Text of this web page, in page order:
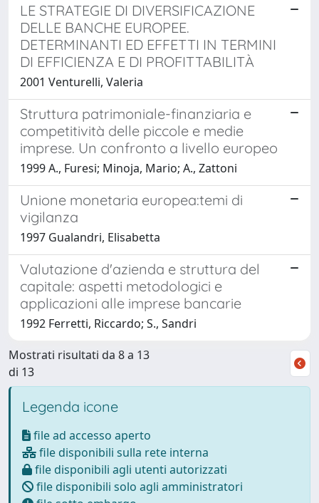
LE STRATEGIE DI DIVERSIFICAZIONE
DELLE BANCHE EUROPEE.
DETERMINANTI ED EFFETTI IN TERMINI
DI EFFICIENZA E DI PROFITTABILITÀ
2001 Venturelli, Valeria
Struttura patrimoniale-finanziaria e
competitività delle piccole e medie
imprese. Un confronto a livello europeo
1999 A., Furesi; Minoja, Mario; A., Zattoni
Unione monetaria europea:temi di
vigilanza
1997 Gualandri, Elisabetta
Valutazione d'azienda e struttura del
capitale: aspetti metodologici e
applicazioni alle imprese bancarie
1992 Ferretti, Riccardo; S., Sandri
Mostrati risultati da 8 a 13
di 13
Legenda icone
file ad accesso aperto
file disponibili sulla rete interna
file disponibili agli utenti autorizzati
file disponibili solo agli amministratori